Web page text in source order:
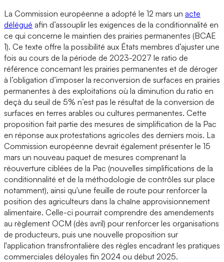
La Commission européenne a adopté le 12 mars un acte
délégué afin d’assouplir les exigences de la conditionnalité en
ce qui concerne le maintien des prairies permanentes (BCAE
1). Ce texte offre la possibilité aux États membres d’ajuster une
fois au cours de la période de 2023-2027 le ratio de
référence concernant les prairies permanentes et de déroger
à l’obligation d’imposer la reconversion de surfaces en prairies
permanentes à des exploitations où la diminution du ratio en
deçà du seuil de 5% n’est pas le résultat de la conversion de
surfaces en terres arables ou cultures permanentes. Cette
proposition fait partie des mesures de simplification de la Pac
en réponse aux protestations agricoles des derniers mois. La
Commission européenne devrait également présenter le 15
mars un nouveau paquet de mesures comprenant la
réouverture ciblées de la Pac (nouvelles simplifications de la
conditionnalité et de la méthodologie de contrôles sur place
notamment), ainsi qu'une feuille de route pour renforcer la
position des agriculteurs dans la chaîne approvisionnement
alimentaire. Celle-ci pourrait comprendre des amendements
au règlement OCM (dès avril) pour renforcer les organisations
de producteurs, puis une nouvelle proposition sur
l'application transfrontalière des règles encadrant les pratiques
commerciales déloyales fin 2024 ou début 2025.